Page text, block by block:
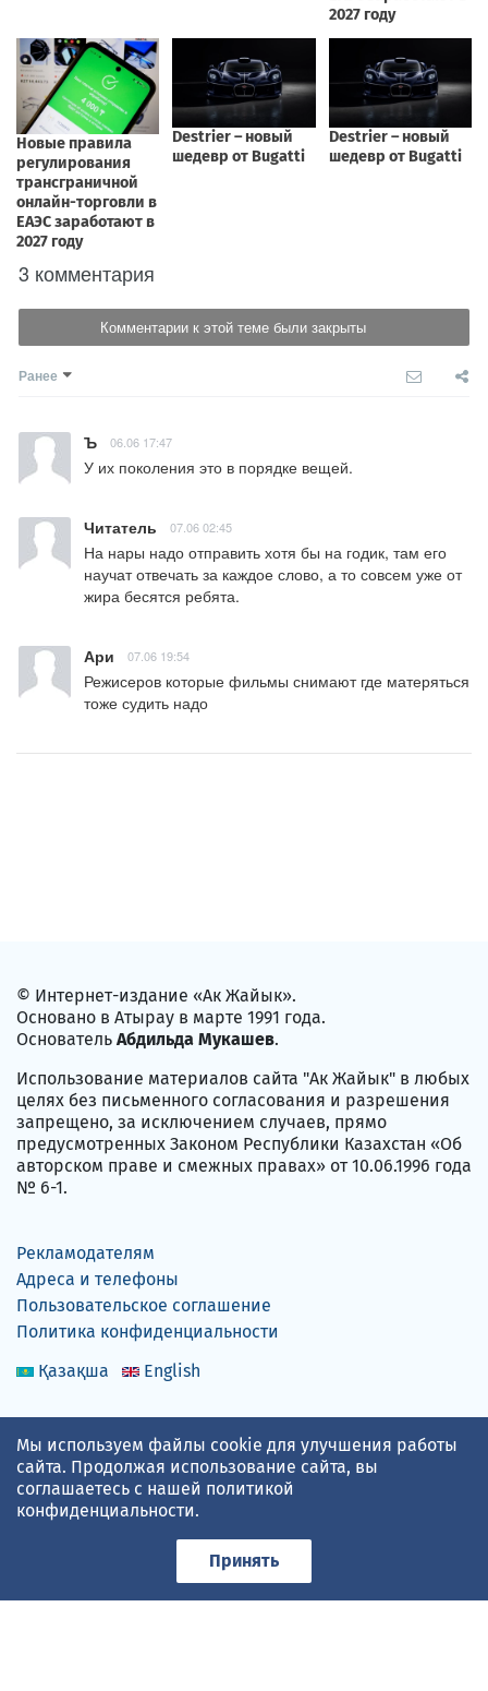
3 комментария
Комментарии к этой теме были закрыты
Ранее
Ъ 06.06 17:47
У их поколения это в порядке вещей.
Читатель 07.06 02:45
На нары надо отправить хотя бы на годик, там его
научат отвечать за каждое слово, а то совсем уже от
жира бесятся ребята.
Ари 07.06 19:54
Режисеров которые фильмы снимают где матеряться
тоже судить надо
© Интернет-издание «Ак Жайык».
Основано в Атырау в марте 1991 года.
Основатель Абдильда Мукашев.
Использование материалов сайта "Ак Жайык" в любых
целях без письменного согласования и разрешения
запрещено, за исключением случаев, прямо
предусмотренных Законом Республики Казахстан «Об
авторском праве и смежных правах» от 10.06.1996 года
№ 6-1.
Рекламодателям
Адреса и телефоны
Пользовательское соглашение
Политика конфиденциальности
Қазақша
English
Прогноз погоды по даннымgismeteo.kz
Мы используем файлы cookie для улучшения работы
сайта. Продолжая использование сайта, вы
соглашаетесь с нашей политикой
конфиденциальности.
Принять